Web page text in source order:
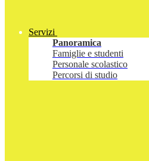
Servizi
Panoramica
Famiglie e studenti
Personale scolastico
Percorsi di studio